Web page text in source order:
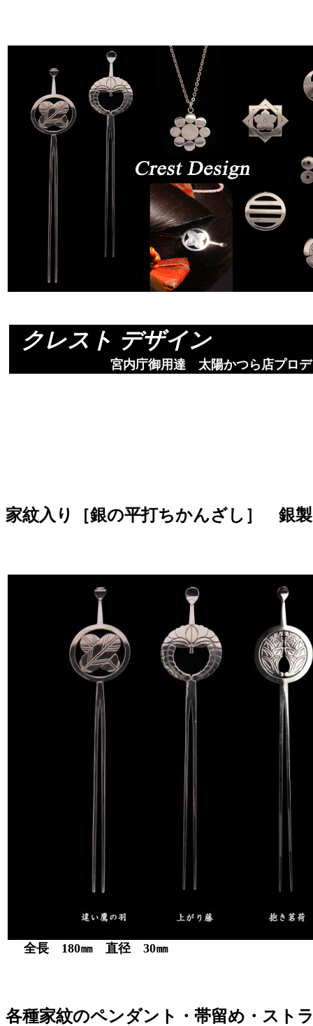
クレスト デザイン
宮内庁御用達 太陽かつら店プロデ
家紋入り［銀の平打ちかんざし］ 銀製
全長 180㎜ 直径 30㎜
各種家紋のペンダント・帯留め・スト